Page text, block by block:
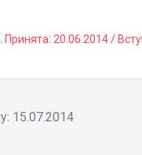
20.06.2014 /
15.07.2014